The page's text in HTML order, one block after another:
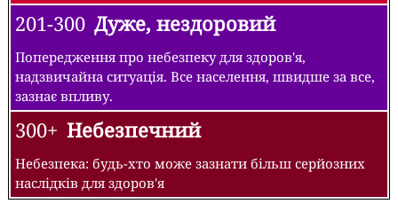
201-300 Дуже, нездоровий
Попередження про небезпеку для здоров'я,
надзвичайна ситуація. Все населення, швидше за все,
зазнає впливу.
300+ Небезпечний
Небезпека: будь-хто може зазнати більш серйозних
наслідків для здоров'я